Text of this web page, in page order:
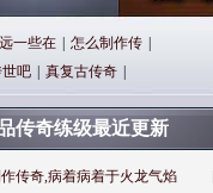
一些在 怎么制作传
吧 真复古传奇
传奇练级最近更新
传奇,病着病着于火龙气焰